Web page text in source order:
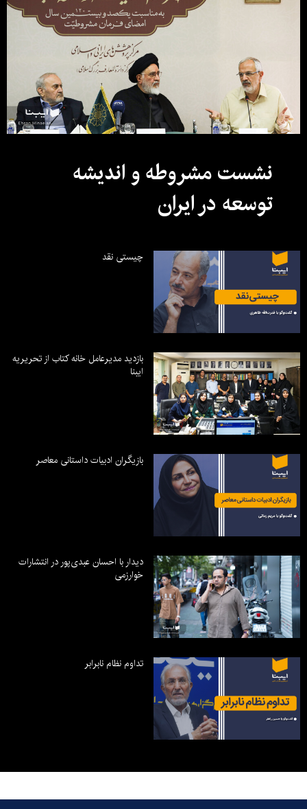
نشست مشروطه و اندیشه
توسعه در ایران
چیستی نقد
بازدید مدیرعامل خانه کتاب از تحریریه
ایبنا
بازیگران ادبیات داستانی معاصر
دیدار با احسان عبدی‌پور در انتشارات
خوارزمی
تداوم نظام نابرابر